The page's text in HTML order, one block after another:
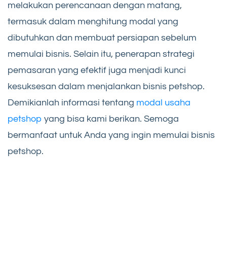
melakukan perencanaan dengan matang,
termasuk dalam menghitung modal yang
dibutuhkan dan membuat persiapan sebelum
memulai bisnis. Selain itu, penerapan strategi
pemasaran yang efektif juga menjadi kunci
kesuksesan dalam menjalankan bisnis petshop.
Demikianlah informasi tentang modal usaha
petshop yang bisa kami berikan. Semoga
bermanfaat untuk Anda yang ingin memulai bisnis
petshop.